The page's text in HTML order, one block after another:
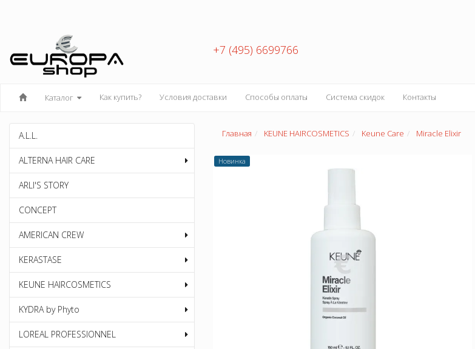
+7 (495) 6699766
Каталог Как купить? Условия доставки Способы оплаты Система скидок Контакты
A.L.L.
ALTERNA HAIR CARE
ARLI'S STORY
CONCEPT
AMERICAN CREW
KERASTASE
KEUNE HAIRCOSMETICS
KYDRA by Phyto
LOREAL PROFESSIONNEL
Главная KEUNE HAIRCOSMETICS Keune Care Miracle Elixir
Новинка